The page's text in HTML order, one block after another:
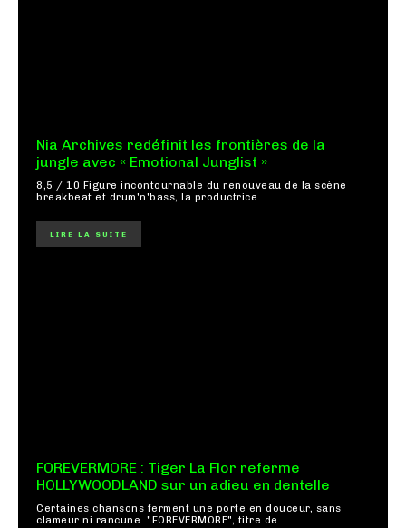
Nia Archives redéfinit les frontières de la
jungle avec « Emotional Junglist »
8,5 / 10 Figure incontournable du renouveau de la scène
breakbeat et drum'n'bass, la productrice...
LIRE LA SUITE
FOREVERMORE : Tiger La Flor referme
HOLLYWOODLAND sur un adieu en dentelle
Certaines chansons ferment une porte en douceur, sans
clameur ni rancune. "FOREVERMORE", titre de...